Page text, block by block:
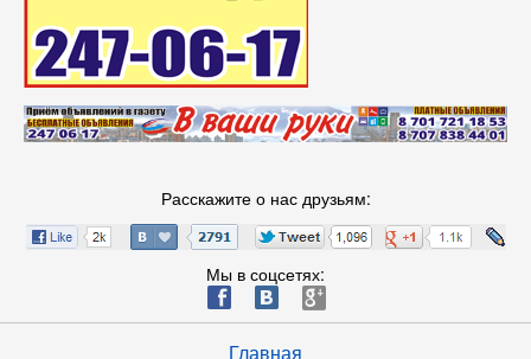
Расскажите о нас друзьям:
Мы в соцсетях:
ä æ è
Главная